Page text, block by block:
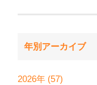
年別アーカイブ
2026年 (57)